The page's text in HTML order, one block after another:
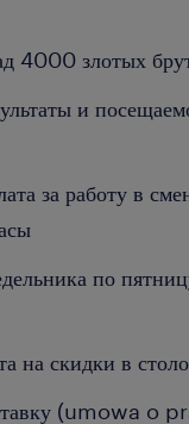
4000 злотых
и
за работу в
по
на скидки в
(umowa o